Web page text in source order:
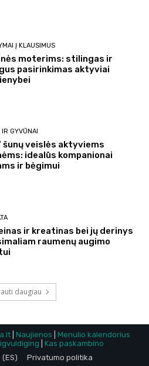
Į KLAUSIMUS
moterims: stilingas ir
pasirinkimas aktyviai
IR GYVŪNAI
šunų veislės aktyviems
idealūs kompanionai
ir bėgimui
ir kreatinas bei jų derinys
raumenų augimo
daugiau
Naujienos
Menulio kalendorius
Kas paskambino
Privatumo politika